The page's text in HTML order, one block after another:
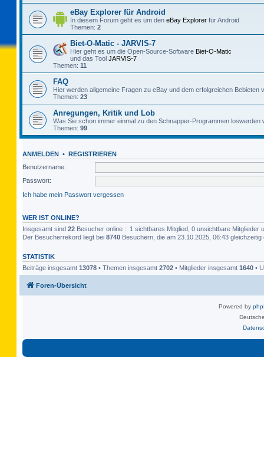
eBay Explorer für Android
In diesem Forum geht es um den eBay Explorer für Android
Themen: 2
Biet-O-Matic - JARVIS-7
Hier geht es um die Open-Source-Software Biet-O-Matic
und das Tool JARVIS-7
Themen: 11
FAQ
Hier werden allgemeine Fragen zu eBay und dem erfolgreichen Bebieten
Themen: 23
Anregungen, Kritik und Lob
Was Sie schon immer einmal zu den Schnapper-Programmen loswerden
Themen: 99
ANMELDEN • REGISTRIEREN
Benutzername:
Passwort:
Ich habe mein Passwort vergessen
WER IST ONLINE?
Insgesamt sind 22 Besucher online :: 1 sichtbares Mitglied, 0 unsichtbare
Der Besucherrekord liegt bei 8740 Besuchern, die am 23.10.2025, 06:43 gleichzeitig
STATISTIK
Beiträge insgesamt 13078 • Themen insgesamt 2702 • Mitglieder insgesamt 1640 •
Foren-Übersicht
Powered by